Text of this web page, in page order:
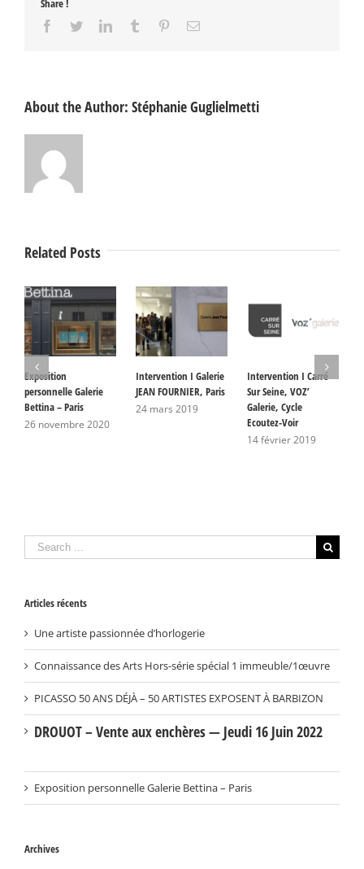
Share !
Facebook
TwitterLinkedInTumblr PinterestEmail
About the Author: Stéphanie Guglielmetti
Related Posts
Exposition
personnelle Galerie
Bettina – Paris
26 novembre 2020
Intervention I Galerie
JEAN FOURNIER, Paris
24 mars 2019
Intervention I Carré
Sur Seine, VOZ’
Galerie, Cycle
Ecoutez-Voir
14 février 2019
Search
for:
Articles récents
Une artiste passionnée d’horlogerie
Connaissance des Arts Hors-série spécial 1 immeuble/1œuvre
PICASSO 50 ANS DÉJÀ – 50 ARTISTES EXPOSENT À BARBIZON
DROUOT – Vente aux enchères — Jeudi 16 Juin 2022
Exposition personnelle Galerie Bettina – Paris
Archives